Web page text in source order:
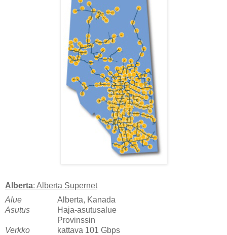
Alberta: Alberta Supernet
Alue
Alberta, Kanada
Asutus
Haja-asutusalue
Verkko
Provinssin
kattava 101 Gbps